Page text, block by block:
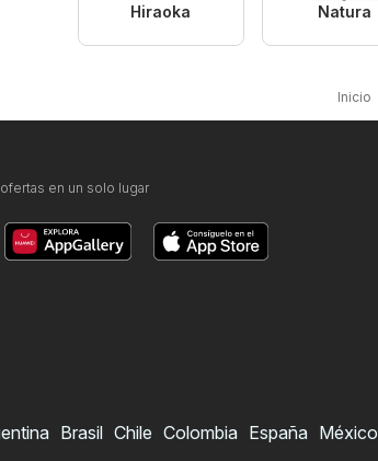
Hiraoka Natura
Inicio
en un solo lugar
Brasil Chile Colombia España México